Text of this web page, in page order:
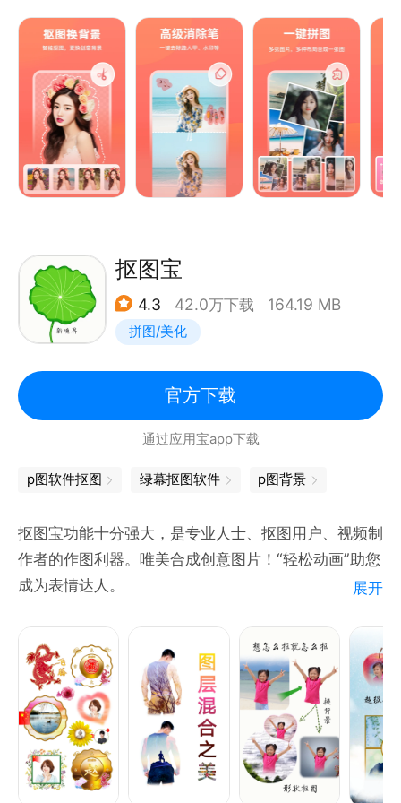
本app抠图效率高，让您解放双手，享受一键出图的快
产品具备以下功能
1.一键智能抠图/批量抠图
上传图片后，只需一个按键，即可抠出主体，轻松便
捷！同时支持批量抠图操作
种无痕等
3.一键拼图
可将几张照片以合理的方式拼接在一起，将多张照片合
并为一张
支持无损放大、照片降噪、照片去雾和过曝修复等！同
时具备图片编辑压缩、裁剪、尺寸修改等功能
5.人脸变清晰等面容特效
支持人脸变清晰、漫画脸、换妆容、换发型、对口型等
本app具备丰富的素材库，可根据需求调整不同的背景
7.智能证件照制作
多规格证件照制作，内置高级美颜功能，轻松制作证件
照
8.黑白照上色
智能上色，为黑白照片添上一抹色彩
9.动态老照片
可对静态的老照片添加动态特效
10.智能水印管理
支持消除以及增加水印功能，操作简单
抠图宝
4.3 42.0万下载 164.19 MB
拼图/美化
官方下载
通过应用宝app下载
p图软件抠图 绿幕抠图软件 p图背景
抠图宝功能十分强大，是专业人士、抠图用户、视频制
作者的作图利器。唯美合成创意图片！“轻松动画”助您
成为表情达人。
优势特色：
【动画】 一张图片，一键生成近百种动画，轻松制作
动画表情。
【抠图】 智能抠图，边沿光滑。强大的抠图编辑能
力，独有的修剪功能，想抠就抠。
【合成】 图层混合，剪切融合，任意变形，立体视
角，渐变透明，文字竖排。特色拼图。
展开